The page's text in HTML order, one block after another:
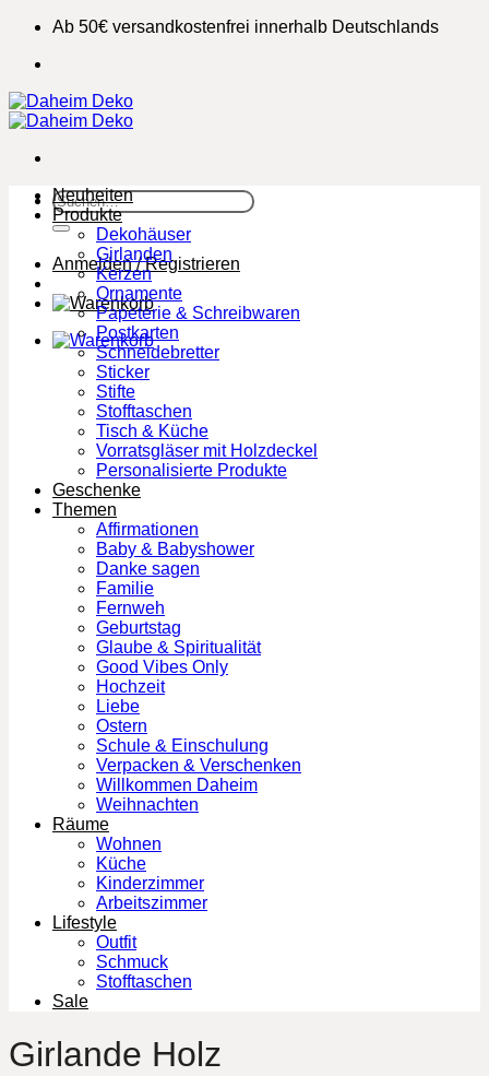
Zum
springen
Ab 50€ versandkostenfrei innerhalb Deutschlands
Suchen
nach:
Anmelden / Registrieren
Neuheiten
Produkte
Dekohäuser
Girlanden
Kerzen
Ornamente
Papeterie & Schreibwaren
Postkarten
Schneidebretter
Sticker
Stifte
Stofftaschen
Tisch & Küche
Vorratsgläser mit Holzdeckel
Personalisierte Produkte
Geschenke
Themen
Affirmationen
Baby & Babyshower
Danke sagen
Familie
Fernweh
Geburtstag
Glaube & Spiritualität
Good Vibes Only
Hochzeit
Liebe
Ostern
Schule & Einschulung
Verpacken & Verschenken
Willkommen Daheim
Weihnachten
Räume
Wohnen
Küche
Kinderzimmer
Arbeitszimmer
Lifestyle
Outfit
Schmuck
Stofftaschen
Sale
Girlande Holz